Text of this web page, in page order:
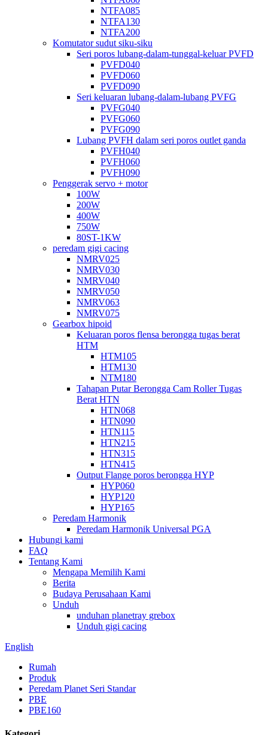
NTFA085
NTFA130
NTFA200
Komutator sudut siku-siku
Seri poros lubang-dalam-tunggal-keluar PVFD
PVFD040
PVFD060
PVFD090
Seri keluaran lubang-dalam-lubang PVFG
PVFG040
PVFG060
PVFG090
Lubang PVFH dalam seri poros outlet ganda
PVFH040
PVFH060
PVFH090
Penggerak servo + motor
100W
200W
400W
750W
80ST-1KW
peredam gigi cacing
NMRV025
NMRV030
NMRV040
NMRV050
NMRV063
NMRV075
Gearbox hipoid
Keluaran poros flensa berongga tugas berat
HTM
HTM105
HTM130
NTM180
Tahapan Putar Berongga Cam Roller Tugas
Berat HTN
HTN068
HTN090
HTN115
HTN215
HTN315
HTN415
Output Flange poros berongga HYP
HYP060
HYP120
HYP165
Peredam Harmonik
Peredam Harmonik Universal PGA
Hubungi kami
FAQ
Tentang Kami
Mengapa Memilih Kami
Berita
Budaya Perusahaan Kami
Unduh
unduhan planetray grebox
Unduh gigi cacing
English
Rumah
Produk
Peredam Planet Seri Standar
PBE
PBE160